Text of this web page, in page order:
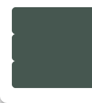
Vi fortsätter
sköna naturen i
borgar som
finaste vis så